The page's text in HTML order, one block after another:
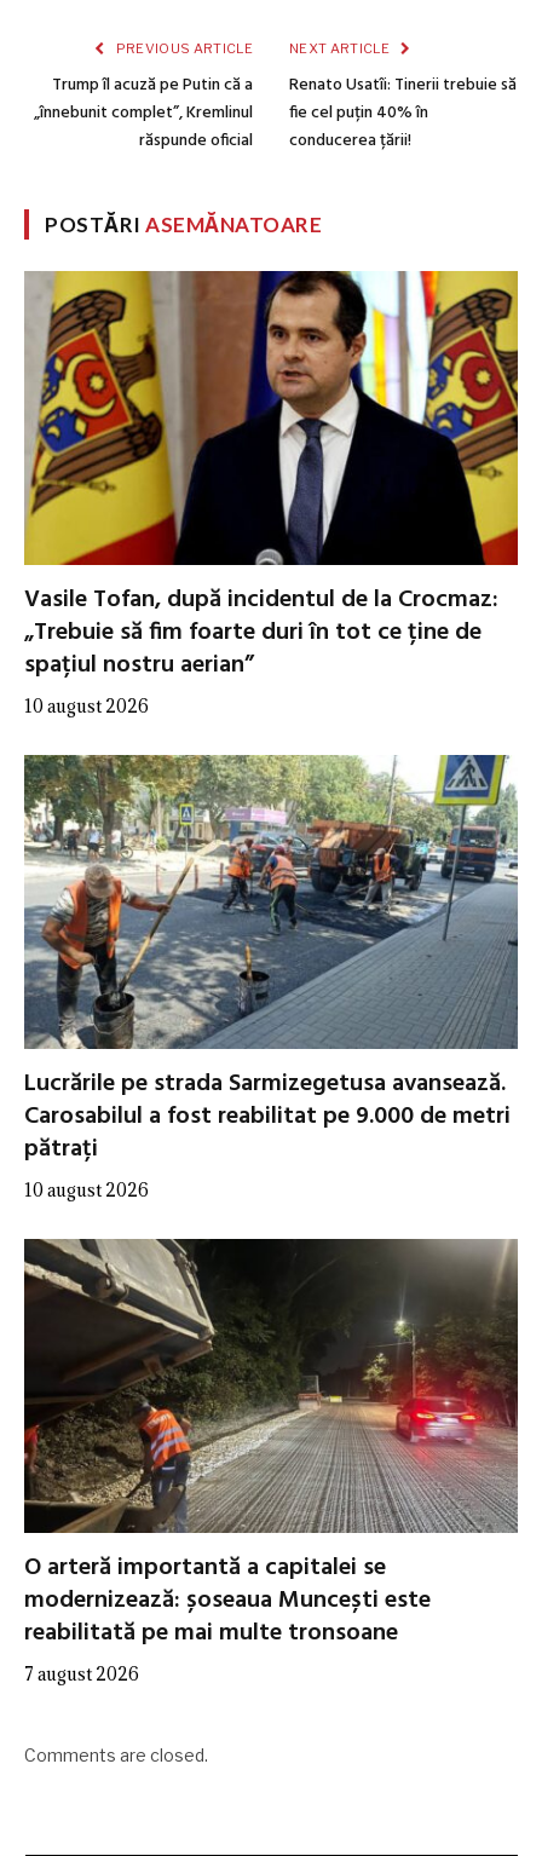
PREVIOUS ARTICLE
Trump îl acuză pe Putin că a
„înnebunit complet”, Kremlinul
răspunde oficial
NEXT ARTICLE
Renato Usatîi: Tinerii trebuie să
fie cel puțin 40% în
conducerea țării!
POSTĂRIASEMĂNATOARE
Vasile Tofan, după incidentul de la Crocmaz:
„Trebuie să fim foarte duri în tot ce ține de
spațiul nostru aerian”
10 august 2026
Lucrările pe strada Sarmizegetusa avansează.
Carosabilul a fost reabilitat pe 9.000 de metri
pătrați
10 august 2026
O arteră importantă a capitalei se
modernizează: șoseaua Muncești este
reabilitată pe mai multe tronsoane
7 august 2026
Comments are closed.